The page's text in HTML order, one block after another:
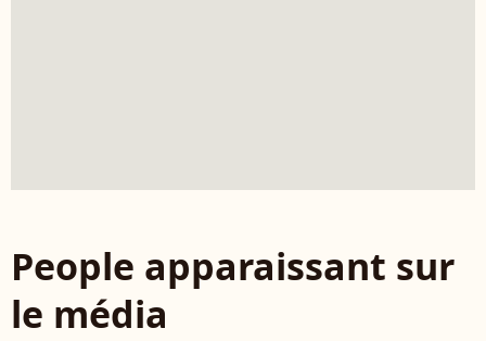
People apparaissant sur
le média